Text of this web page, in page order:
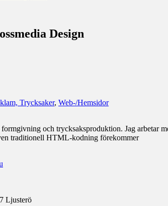
Design
Trycksaker, Web-/Hemsidor
och trycksaksproduktion. Jag arbetar
traditionell HTML-kodning förekommer
Ljusterö